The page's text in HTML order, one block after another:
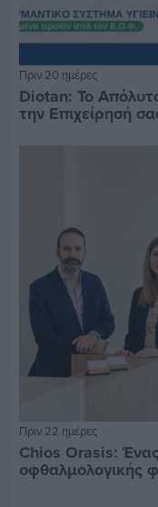
Πριν 20 ημέρες
Diotan: Το
την Επιχείρησή
Πριν 22 ημέρες
Chios Orasis:
οφθαλμολογικής